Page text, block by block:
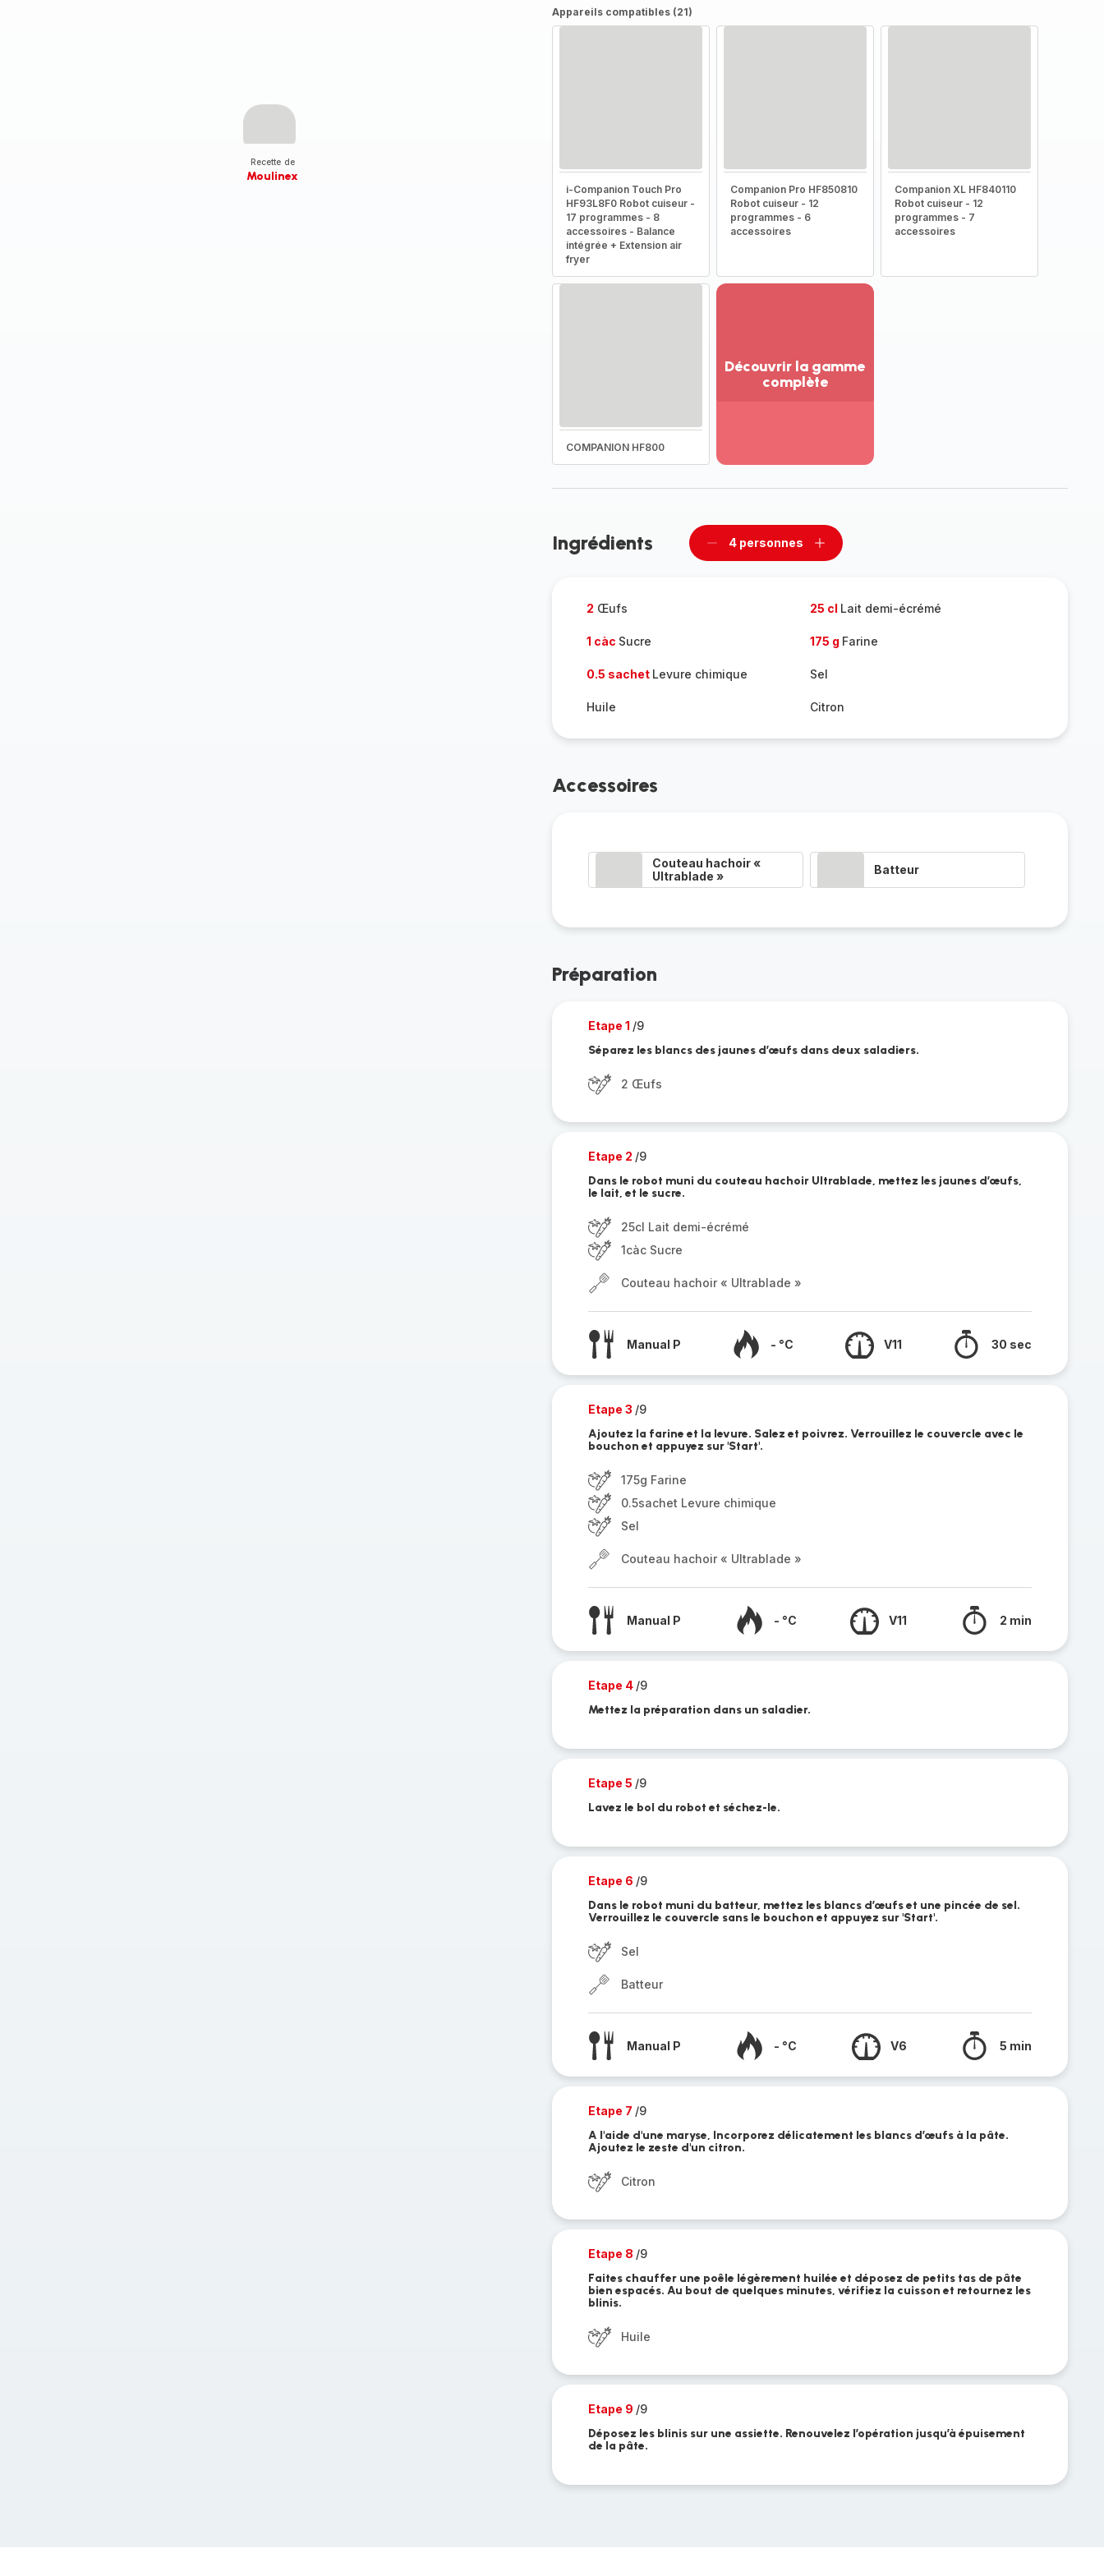
Recette de
Moulinex
Appareils compatibles (21)
i-Companion Touch Pro
HF93L8F0 Robot cuiseur -
17 programmes - 8
accessoires - Balance
intégrée + Extension air
fryer
Companion Pro HF850810
Robot cuiseur - 12
programmes - 6
accessoires
Companion XL HF840110
Robot cuiseur - 12
programmes - 7
accessoires
COMPANION HF800
Découvrir la gamme
complète
la
Ingrédients
Supprimer
4 personnes
Ajouter
2 Œufs 25 cl Lait demi-écrémé
1 càc Sucre 175 g Farine
0.5 sachet Levure chimique Sel
Huile Citron
Accessoires
Couteau hachoir «
Ultrablade »
Batteur
Préparation
Etape 1 /9
Séparez les blancs des jaunes d’œufs dans deux saladiers.
2 Œufs
Etape 2 /9
Dans le robot muni du couteau hachoir Ultrablade, mettez les jaunes d’œufs,
le lait, et le sucre.
25cl Lait demi-écrémé
1càc Sucre
Couteau hachoir « Ultrablade »
Manual P - °C V11 30 sec
Etape 3 /9
Ajoutez la farine et la levure. Salez et poivrez. Verrouillez le couvercle avec le
bouchon et appuyez sur 'Start'.
175g Farine
0.5sachet Levure chimique
Sel
Couteau hachoir « Ultrablade »
Manual P - °C V11 2 min
Etape 4 /9
Mettez la préparation dans un saladier.
Etape 5 /9
Lavez le bol du robot et séchez-le.
Etape 6 /9
Dans le robot muni du batteur, mettez les blancs d’œufs et une pincée de sel.
Verrouillez le couvercle sans le bouchon et appuyez sur 'Start'.
Sel
Batteur
Manual P - °C V6 5 min
Etape 7 /9
A l'aide d'une maryse, Incorporez délicatement les blancs d’œufs à la pâte.
Ajoutez le zeste d'un citron.
Citron
Etape 8 /9
Faites chauffer une poêle légèrement huilée et déposez de petits tas de pâte
bien espacés. Au bout de quelques minutes, vérifiez la cuisson et retournez les
blinis.
Huile
Etape 9 /9
Déposez les blinis sur une assiette. Renouvelez l’opération jusqu’à épuisement
de la pâte.